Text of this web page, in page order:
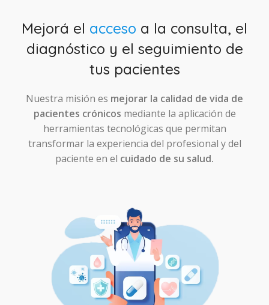
Mejorá el acceso a la consulta, el
diagnóstico y el seguimiento de
tus pacientes
Nuestra misión es mejorar la calidad de vida de
pacientes crónicos mediante la aplicación de
herramientas tecnológicas que permitan
transformar la experiencia del profesional y del
paciente en el cuidado de su salud.